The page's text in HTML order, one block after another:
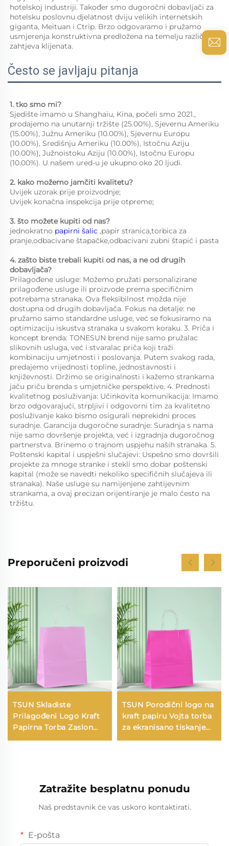
hotelskoj industriji. Također smo dugoročni dobavljači za
hotelsku poslovnu djelatnost dviju velikih internetskih
giganta, Meituan i Ctrip. Brzo odgovaramo i pružamo
usmjerenja konstruktivna predložena na temelju različitih
zahtjeva klijenata.
Često se javljaju pitanja
1. tko smo mi?
Sjedište imamo u Shanghaiu, Kina, počeli smo 2021.,
prodajemo na unutarnji tržište (25.00%), Sjevernu Ameriku
(15.00%), Južnu Ameriku (10.00%), Sjevernu Europu
(10.00%), Središnju Ameriku (10.00%), Istočnu Aziju
(10.00%), Južnoistoku Aziju (10.00%), Istočnu Europu
(10.00%). U našem ured-u je ukupno oko 20 ljudi.
2. kako možemo jamčiti kvalitetu?
Uvijek uzorak prije proizvodnje;
Uvijek konačna inspekcija prije otpreme;
3. što možete kupiti od nas?
jednokratno papirni šalic ,papir stranica,torbica za
4. zašto biste trebali kupiti od nas, a ne od drugih
dobavljača?
Prilagođene usluge: Možemo pružati personalizirane
prilagođene usluge ili proizvode prema specifičnim
potrebama stranaka. Ova fleksibilnost možda nije
dostupna od drugih dobavljača. Fokus na detalje: ne
pružamo samo standardne usluge, već se fokusiramo na
optimizaciju iskustva stranaka u svakom koraku. 3. Priča i
koncept brenda: TONESUN brend nije samo pružalac
slikovnih usluga, već i stvaralac priča koji traži
kombinaciju umjetnosti i poslovanja. Putem svakog rada,
predajemo vrijednosti topline, jednostavnosti i
književnosti. Držimo se originalnosti i kažemo strankama
jaču priču brenda s umjetničke perspektive. 4. Prednosti
kvalitetnog posluživanja: Učinkovita komunikacija: Imamo
brzo odgovarajući, strpljivi i odgovorni tim za kvalitetno
posluživanje kako bismo osigurali neprekidni proces
suradnje. Garancija dugoročne suradnje: Suradnja s nama
nije samo dovršenje projekta, već i izgradnja dugoročnog
partnerstva. Brinemo o trajnom uspjehu naših stranaka. 5.
Poštenski kapital i uspješni slučajevi: Uspešno smo dovršili
projekte za mnoge stranke i stekli smo dobar poštenski
kapital (može se navedti nekoliko specifičnih slučajeva ili
stranaka). Naše usluge su namijenjene zahtijevnim
strankama, a ovaj precizan orijentiranje je malo često na
tržištu.
Preporučeni proizvodi
TSUN Skladiste
Prilagođeni Logo Kraft
Papirna Torba Zaslon
Tiskanje Površina Nova
TSUN Porodični logo na
kraft papiru Vojta torba
za ekranisano tiskanje
na površini Nova
Štapci
Zatražite besplatnu ponudu
Naš predstavnik će vas uskoro kontaktirati.
E-pošta